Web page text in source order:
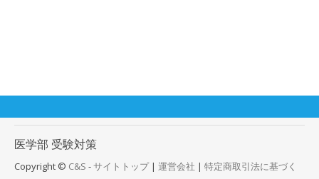
医学部 受験対策
Copyright © C&S -サイトトップ| 運営会社 | 特定商取引法に基づく